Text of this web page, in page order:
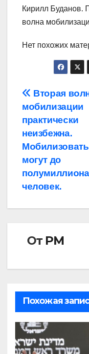
Кирилл Буданов.
волна
Нет похожих
по
записям
Вторая
мобилизации
практически
неизбежна.
Мобилизовать
могут до
полумиллиона
человек.
От РМ
Похожая